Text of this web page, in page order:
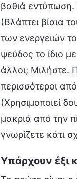
βαθιά
(Βλάπτει βίαια
των ενεργειών
ψεύδος το ίδιο
άλλοι; Μιλήστε.
περισσότεροι
(Χρησιμοποιεί
μακριά από την
γνωρίζετε κάτι
Υπάρχουν έξι